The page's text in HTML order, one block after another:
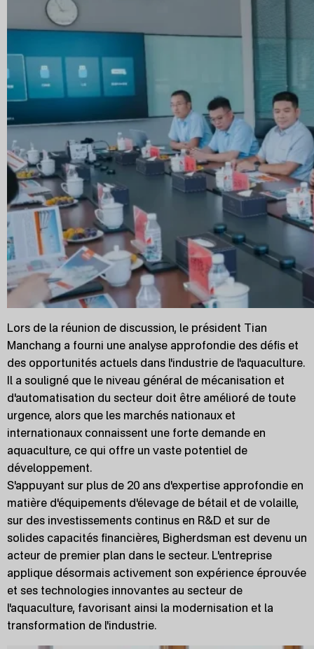
Lors de la réunion de discussion, le président Tian
Manchang a fourni une analyse approfondie des défis et
des opportunités actuels dans l'industrie de l'aquaculture.
Il a souligné que le niveau général de mécanisation et
d'automatisation du secteur doit être amélioré de toute
urgence, alors que les marchés nationaux et
internationaux connaissent une forte demande en
aquaculture, ce qui offre un vaste potentiel de
développement.
S'appuyant sur plus de 20 ans d'expertise approfondie en
matière d'équipements d'élevage de bétail et de volaille,
sur des investissements continus en R&D et sur de
solides capacités financières, Bigherdsman est devenu un
acteur de premier plan dans le secteur. L'entreprise
applique désormais activement son expérience éprouvée
et ses technologies innovantes au secteur de
l'aquaculture, favorisant ainsi la modernisation et la
transformation de l'industrie.